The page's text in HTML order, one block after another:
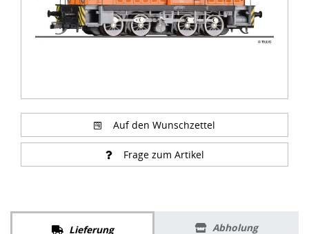
Auf den Wunschzettel
Frage zum Artikel
Lieferung Abholung